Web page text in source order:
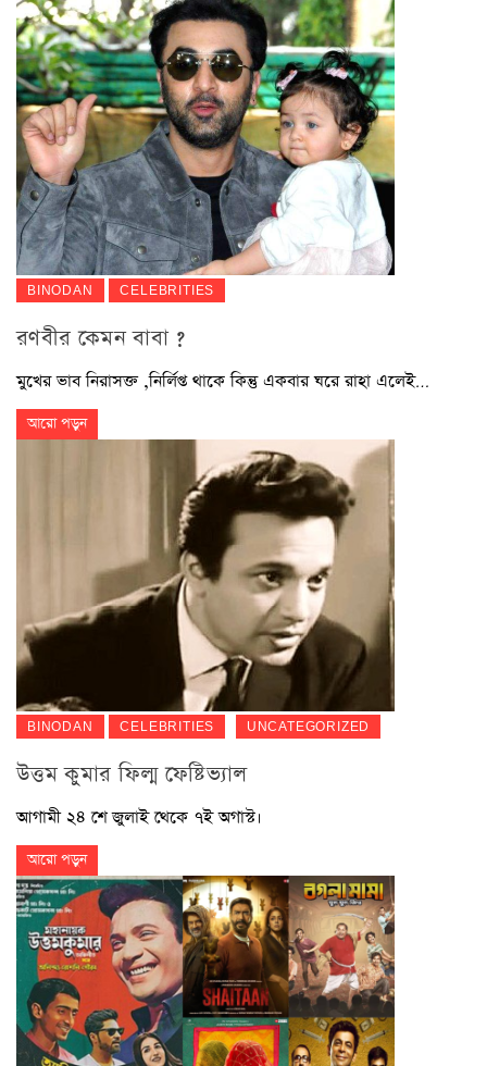
BINODAN CELEBRITIES
রণবীর কেমন বাবা ?
মুখের ভাব নিরাসক্ত ,নির্লিপ্ত থাকে কিন্তু একবার ঘরে রাহা এলেই…
আরো পড়ুন
BINODAN CELEBRITIES UNCATEGORIZED
উত্তম কুমার ফিল্ম ফেষ্টিভ্যাল
আগামী ২৪ শে জুলাই থেকে ৭ই অগাস্ট।
আরো পড়ুন